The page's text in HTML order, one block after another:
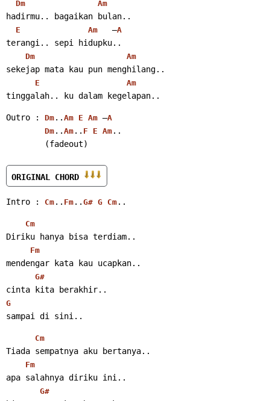
Dm Am
hadirmu.. bagaikan bulan..
E Am
   –
A
terangi.. sepi hidupku..
Dm Am
sekejap mata kau pun menghilang..
E Am
tinggalah.. ku dalam kegelapan..
Outro : Dm .. Am E Am –A
Dm .. Am .. F E Am ..
        (fadeout)
ORIGINAL CHORD
Intro : Cm .. Fm .. G# G Cm ..
Cm
Diriku hanya bisa terdiam..
Fm
mendengar kata kau ucapkan..
G#
cinta kita berakhir..
G
sampai di sini..
Cm
Tiada sempatnya aku bertanya..
Fm
apa salahnya diriku ini..
G#